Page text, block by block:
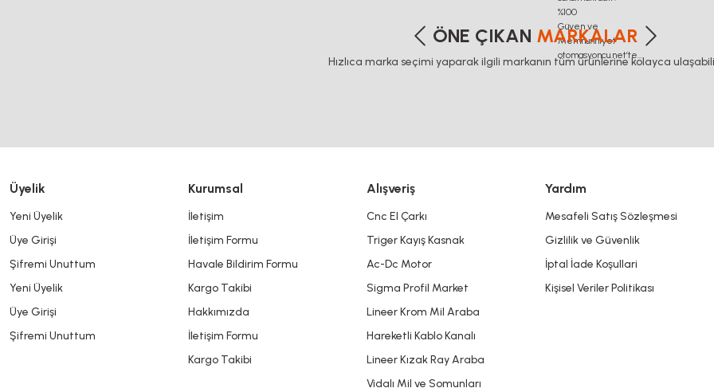
Bu ürüne ilk yorumu siz yapın!
ÖNE ÇIKAN MARKALAR
Hızlıca marka seçimi yaparak ilgili markanın tüm ürünlerine kolayca
Üyelik
Yeni Üyelik
Üye Girişi
Şifremi Unuttum
Yeni Üyelik
Üye Girişi
Şifremi Unuttum
Kurumsal
İletişim
İletişim Formu
Havale Bildirim Formu
Kargo Takibi
Hakkımızda
İletişim Formu
Kargo Takibi
Alışveriş
Cnc El Çarkı
Triger Kayış Kasnak
Ac-Dc Motor
Sigma Profil Market
Lineer Krom Mil Araba
Hareketli Kablo Kanalı
Lineer Kızak Ray Araba
Vidalı Mil ve Somunları
Yardım
Mesafeli Satış Sözleşmesi
Gizlilik ve Güvenlik
İptal İade Koşullari
Kişisel Veriler Politikası